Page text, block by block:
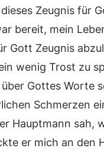
Zeugnis für
bereit, mein
Gott Zeugnis
wenig Trost zu
Gottes Worte
Schmerzen
Hauptmann sah,
er mich an den